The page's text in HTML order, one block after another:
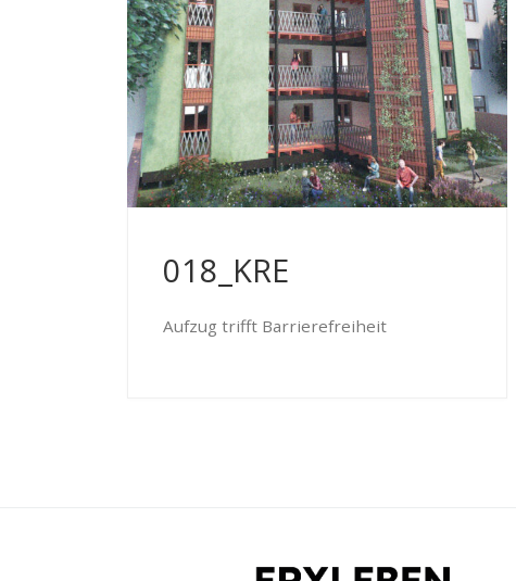
018_KRE
Aufzug trifft Barrierefreiheit